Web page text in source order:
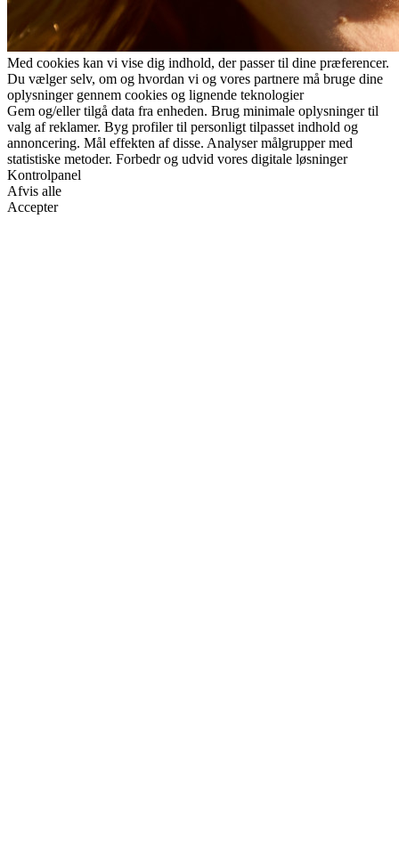
Med cookies kan vi vise dig indhold, der passer til dine præferencer.
Du vælger selv, om og hvordan vi og vores partnere må bruge dine
oplysninger gennem cookies og lignende teknologier
Gem og/eller tilgå data fra enheden. Brug minimale oplysninger til
valg af reklamer. Byg profiler til personligt tilpasset indhold og
annoncering. Mål effekten af disse. Analyser målgrupper med
statistiske metoder. Forbedr og udvid vores digitale løsninger
Kontrolpanel
Afvis alle
Accepter